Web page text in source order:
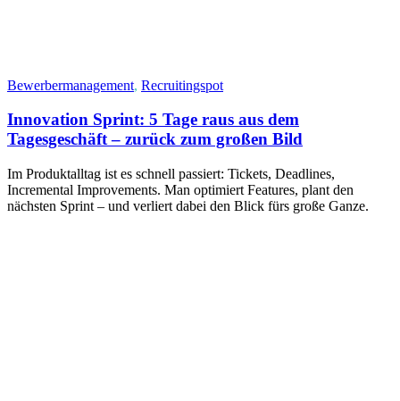
Bewerbermanagement, Recruitingspot
Innovation Sprint: 5 Tage raus aus dem
Tagesgeschäft – zurück zum großen Bild
Im Produktalltag ist es schnell passiert: Tickets, Deadlines,
Incremental Improvements. Man optimiert Features, plant den
nächsten Sprint – und verliert dabei den Blick fürs große Ganze.